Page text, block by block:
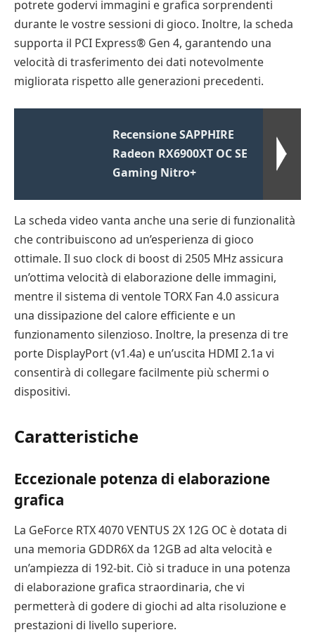
potrete godervi immagini e grafica sorprendenti
durante le vostre sessioni di gioco. Inoltre, la scheda
supporta il PCI Express® Gen 4, garantendo una
velocità di trasferimento dei dati notevolmente
migliorata rispetto alle generazioni precedenti.
Recensione SAPPHIRE
Radeon RX6900XT OC SE
Gaming Nitro+
La scheda video vanta anche una serie di funzionalità
che contribuiscono ad un’esperienza di gioco
ottimale. Il suo clock di boost di 2505 MHz assicura
un’ottima velocità di elaborazione delle immagini,
mentre il sistema di ventole TORX Fan 4.0 assicura
una dissipazione del calore efficiente e un
funzionamento silenzioso. Inoltre, la presenza di tre
porte DisplayPort (v1.4a) e un’uscita HDMI 2.1a vi
consentirà di collegare facilmente più schermi o
dispositivi.
Caratteristiche
Eccezionale potenza di elaborazione
grafica
La GeForce RTX 4070 VENTUS 2X 12G OC è dotata di
una memoria GDDR6X da 12GB ad alta velocità e
un’ampiezza di 192-bit. Ciò si traduce in una potenza
di elaborazione grafica straordinaria, che vi
permetterà di godere di giochi ad alta risoluzione e
prestazioni di livello superiore.